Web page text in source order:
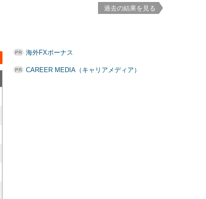
過去の結果を見る
海外FXボーナス
CAREER MEDIA（キャリアメディア）